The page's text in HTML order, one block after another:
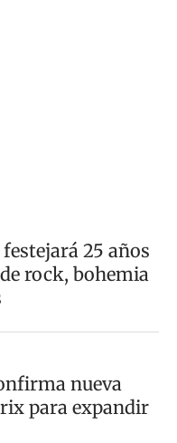
25 años
rock, bohemia
nueva
para expandir